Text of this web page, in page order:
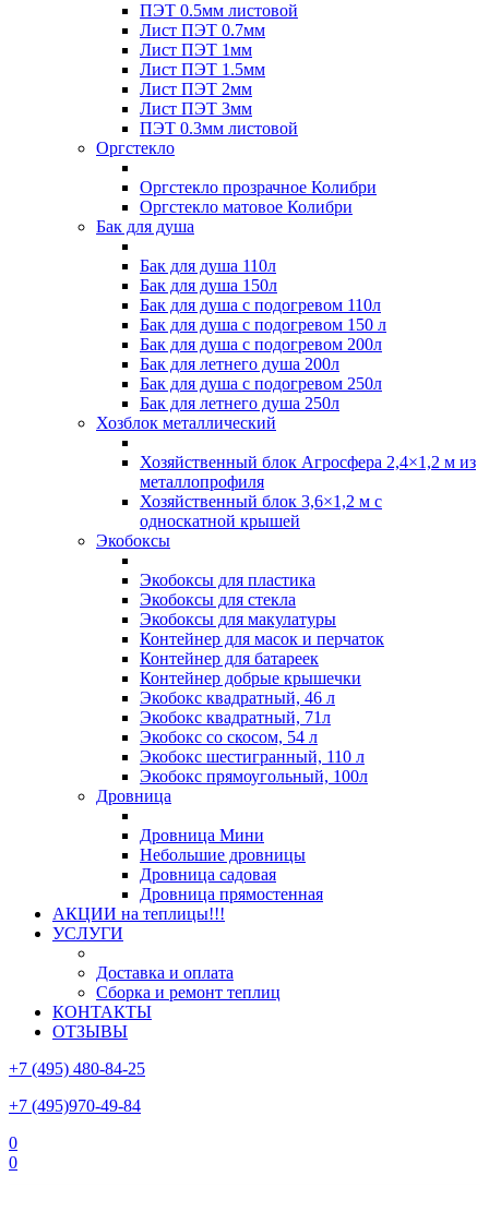
ПЭТ 0.5мм листовой
Лист ПЭТ 0.7мм
Лист ПЭТ 1мм
Лист ПЭТ 1.5мм
Лист ПЭТ 2мм
Лист ПЭТ 3мм
ПЭТ 0.3мм листовой
Оргстекло
Оргстекло прозрачное Колибри
Оргстекло матовое Колибри
Бак для душа
Бак для душа 110л
Бак для душа 150л
Бак для душа с подогревом 110л
Бак для душа с подогревом 150 л
Бак для душа с подогревом 200л
Бак для летнего душа 200л
Бак для душа с подогревом 250л
Бак для летнего душа 250л
Хозблок металлический
Хозяйственный блок Агросфера 2,4×1,2 м из
металлопрофиля
Хозяйственный блок 3,6×1,2 м с
односкатной крышей
Экобоксы
Экобоксы для пластика
Экобоксы для стекла
Экобоксы для макулатуры
Контейнер для масок и перчаток
Контейнер для батареек
Контейнер добрые крышечки
Экобокс квадратный, 46 л
Экобокс квадратный, 71л
Экобокс со скосом, 54 л
Экобокс шестигранный, 110 л
Экобокс прямоугольный, 100л
Дровница
Дровница Мини
Небольшие дровницы
Дровница садовая
Дровница прямостенная
АКЦИИ на теплицы!!!
УСЛУГИ
Доставка и оплата
Сборка и ремонт теплиц
КОНТАКТЫ
ОТЗЫВЫ
+7 (495) 480-84-25
+7 (495)970-49-84
0
0